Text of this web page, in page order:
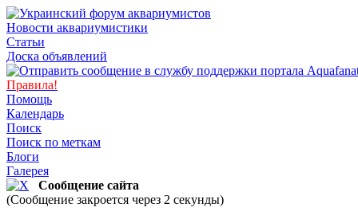
Новости аквариумистики
Статьи
Доска объявлений
Правила!
Помощь
Календарь
Поиск
Поиск по меткам
Блоги
Галерея
Сообщение сайта
(Сообщение закроется через 2 секунды)